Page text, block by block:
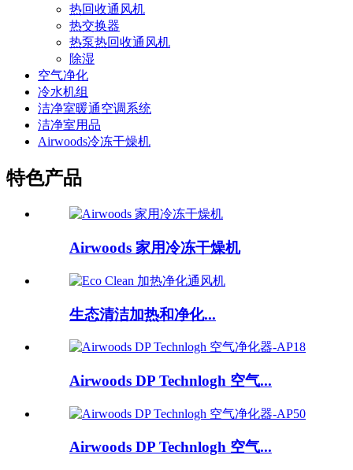
热回收通风机
热交换器
热泵热回收通风机
除湿
空气净化
冷水机组
洁净室暖通空调系统
洁净室用品
Airwoods冷冻干燥机
特色产品
Airwoods 家用冷冻干燥机
生态清洁加热和净化...
Airwoods DP Technlogh 空气...
Airwoods DP Technlogh 空气...